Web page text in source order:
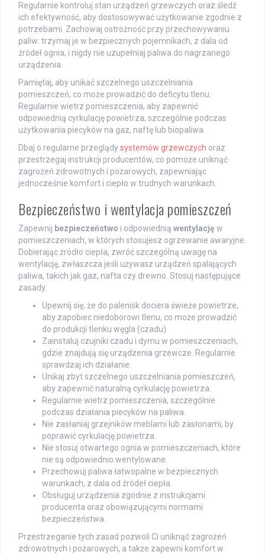
Regularnie kontroluj stan urządzeń grzewczych oraz śledź
ich efektywność, aby dostosowywać użytkowanie zgodnie z
potrzebami. Zachowaj ostrożność przy przechowywaniu
paliw: trzymaj je w bezpiecznych pojemnikach, z dala od
źródeł ognia, i nigdy nie uzupełniaj paliwa do nagrzanego
urządzenia.
Pamiętaj, aby unikać szczelnego uszczelniania
pomieszczeń, co może prowadzić do deficytu tlenu.
Regularnie wietrz pomieszczenia, aby zapewnić
odpowiednią cyrkulację powietrza, szczególnie podczas
użytkowania piecyków na gaz, naftę lub biopaliwa.
Dbaj o regularne przeglądysystemów grzewczych oraz
przestrzegaj instrukcji producentów, co pomoże uniknąć
zagrożeń zdrowotnych i pożarowych, zapewniając
jednocześnie komfort i ciepło w trudnych warunkach.
Bezpieczeństwo i wentylacja pomieszczeń
Zapewnij bezpieczeństwo i odpowiednią wentylację w
pomieszczeniach, w których stosujesz ogrzewanie awaryjne.
Dobierając źródło ciepła, zwróć szczególną uwagę na
wentylację, zwłaszcza jeśli używasz urządzeń spalających
paliwa, takich jak gaz, nafta czy drewno. Stosuj następujące
zasady:
Upewnij się, że do palenisk dociera świeże powietrze,
aby zapobiec niedoborowi tlenu, co może prowadzić
do produkcji tlenku węgla (czadu).
Zainstaluj czujniki czadu i dymu w pomieszczeniach,
gdzie znajdują się urządzenia grzewcze. Regularnie
sprawdzaj ich działanie.
Unikaj zbyt szczelnego uszczelniania pomieszczeń,
aby zapewnić naturalną cyrkulację powietrza.
Regularnie wietrz pomieszczenia, szczególnie
podczas działania piecyków na paliwa.
Nie zasłaniaj grzejników meblami lub zasłonami, by
poprawić cyrkulację powietrza.
Nie stosuj otwartego ognia w pomieszczeniach, które
nie są odpowiednio wentylowane.
Przechowuj paliwa łatwopalne w bezpiecznych
warunkach, z dala od źródeł ciepła.
Obsługuj urządzenia zgodnie z instrukcjami
producenta oraz obowiązującymi normami
bezpieczeństwa.
Przestrzeganie tych zasad pozwoli Ci uniknąć zagrożeń
zdrowotnych i pożarowych, a także zapewni komfort w